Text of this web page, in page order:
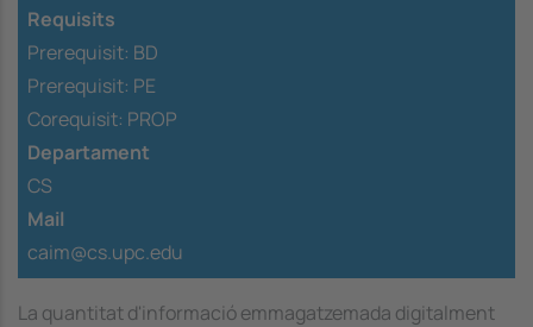
Requisits
Prerequisit: BD
Prerequisit: PE
Corequisit: PROP
Departament
CS
Mail
caim@cs.upc.edu
La quantitat d'informació emmagatzemada digitalment